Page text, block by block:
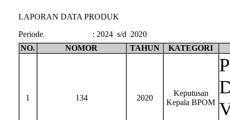
LAPORAN DATA PRODUK
Periode
: 2024 s/d 2020
NO.
NOMOR TAHUN KATEGORI
1 134 2020
Keputusan
Kepala BPOM